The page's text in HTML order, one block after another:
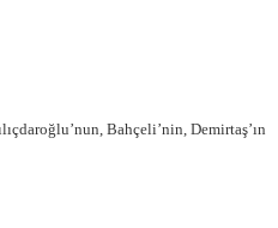
Bahçeli’nin, Demirtaş’ın